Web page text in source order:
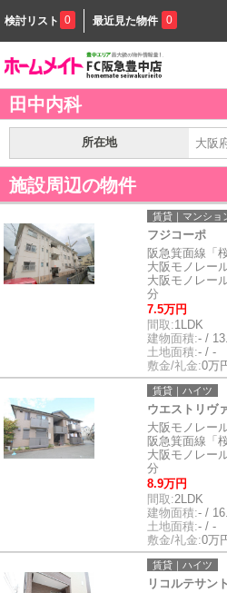
検討リスト 0 最近見た物件 0
田中内科
所在地 大阪
施設周辺の物件
賃貸｜マンショ
フジコーポ
阪急箕面線「
大阪モノレー
大阪モノレー
分
7.5万円
間取:1LDK
建物面積:- /
土地面積:- / -
敷金/礼金:0万
賃貸｜ハイツ
ウエストリヴ
大阪モノレー
阪急箕面線「
大阪モノレー
分
8.9万円
間取:2LDK
建物面積:- /
土地面積:- / -
敷金/礼金:0万
賃貸｜ハイツ
リコルテサン